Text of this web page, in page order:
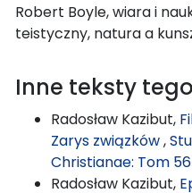
Robert Boyle, wiara i
teistyczny, natura a
Inne teksty
Radosław Kazibut,
Zarys związków,
Christianae: Tom
Radosław Kazibut,